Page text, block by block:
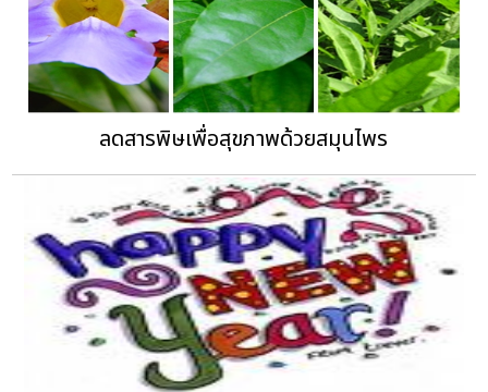
ลดสารพิษเพื่อสุขภาพด้วยสมุนไพร